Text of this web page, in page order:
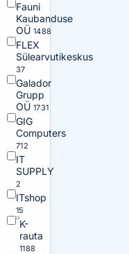
Fauni
Kaubanduse
OÜ 1488
FLEX
Sülearvutikeskus
37
Galador
Grupp
OÜ 1731
GIG
Computers
712
IT
SUPPLY
2
ITshop
15
K-
rauta
1188